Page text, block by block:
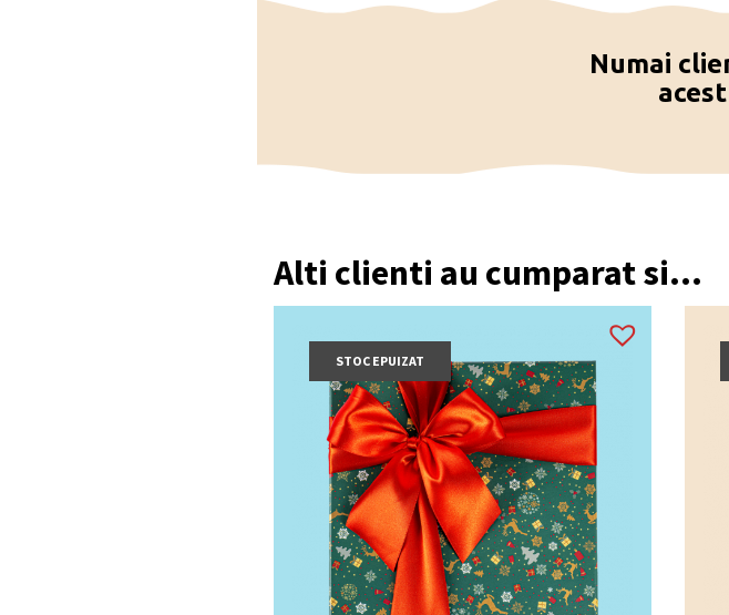
Ce conține Ballotin Mini Vegan Leonidas?
Conține 16 praline asortate vegane, de post și fără
Este potrivit pentru persoanele cu stil de viață
Include praline cu caramel bergamotă, caramel cu
Este potrivit pentru cadou?
potrivită pentru a fi
Numai
Alti clienti au cumparat si...
STOC EPUIZAT